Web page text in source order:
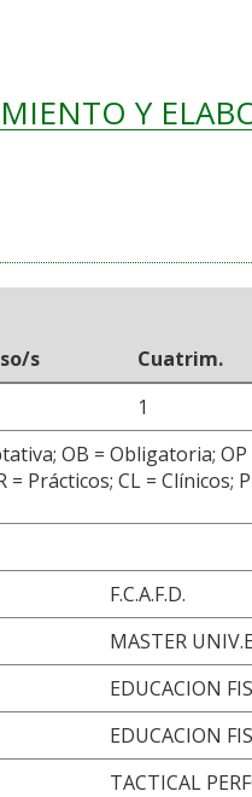
Y
s Cuatrim.
OB = Obligatoria;
Prácticos; CL = Clínicos;
1
F.C.A.F.D.
MASTER
EDUCACION
EDUCACION
TACTICAL